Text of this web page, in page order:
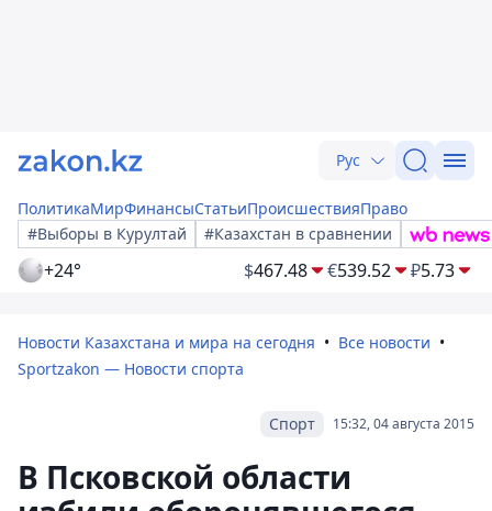
Рус
ПолитикаМирФинансыСтатьиПроисшествияПраво
#Выборы в Курултай
#Казахстан в сравнении
+24° $467.48 €539.52 ₽5.73
Новости Казахстана и мира на сегодня
Все новости
Sportzakon — Новости спорта
15:32, 04 августа 2015
Спорт
В Псковской области